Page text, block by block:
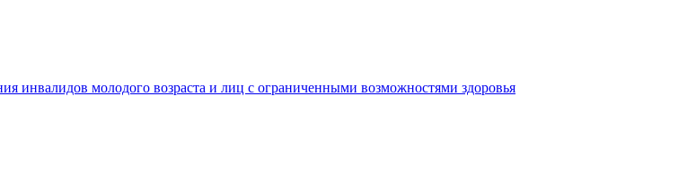
инвалидов молодого возраста и лиц с ограниченными возможностями здоровья